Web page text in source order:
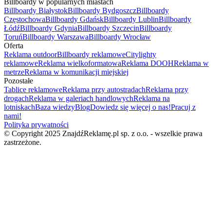
Billboardy w popularnych miastach
Billboardy BiałystokBillboardy BydgoszczBillboardy
CzęstochowaBillboardy GdańskBillboardy LublinBillboardy
ŁódźBillboardy GdyniaBillboardy SzczecinBillboardy
ToruńBillboardy WarszawaBillboardy Wrocław
Oferta
Reklama outdoorBillboardy reklamoweCitylighty
reklamoweReklama wielkoformatowaReklama DOOHReklama w
metrzeReklama w komunikacji miejskiej
Pozostałe
Tablice reklamoweReklama przy autostradachReklama przy
drogachReklama w galeriach handlowychReklama na
lotniskachBaza wiedzyBlogDowiedz się więcej o nas!Pracuj z
nami!
Polityka prywatności
© Copyright 2025 ZnajdźReklamę.pl sp. z o.o. - wszelkie prawa
zastrzeżone.